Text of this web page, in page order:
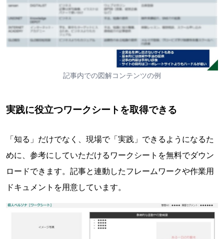
記事内での図解コンテンツの例
実践に役立つワークシートを取得できる
「知る」だけでなく、現場で「実践」できるようになるた
めに、参考にしていただけるワークシートを無料でダウン
ロードできます。記事と連動したフレームワークや作業用
ドキュメントを用意しています。